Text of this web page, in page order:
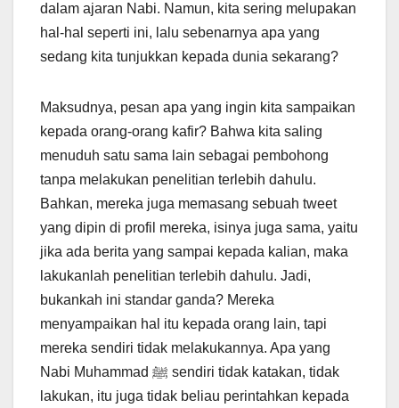
dalam ajaran Nabi. Namun, kita sering melupakan
hal-hal seperti ini, lalu sebenarnya apa yang
sedang kita tunjukkan kepada dunia sekarang?
Maksudnya, pesan apa yang ingin kita sampaikan
kepada orang-orang kafir? Bahwa kita saling
menuduh satu sama lain sebagai pembohong
tanpa melakukan penelitian terlebih dahulu.
Bahkan, mereka juga memasang sebuah tweet
yang dipin di profil mereka, isinya juga sama, yaitu
jika ada berita yang sampai kepada kalian, maka
lakukanlah penelitian terlebih dahulu. Jadi,
bukankah ini standar ganda? Mereka
menyampaikan hal itu kepada orang lain, tapi
mereka sendiri tidak melakukannya. Apa yang
Nabi Muhammad ﷺ sendiri tidak katakan, tidak
lakukan, itu juga tidak beliau perintahkan kepada